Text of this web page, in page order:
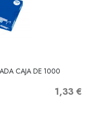
CAJA DE 1000
Precio
1,33 €